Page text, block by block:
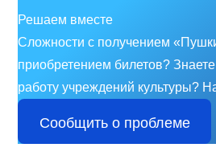
Решаем вместе
Сложности с получением
приобретением билетов?
работу учреждений культуры?
Сообщить о проблеме